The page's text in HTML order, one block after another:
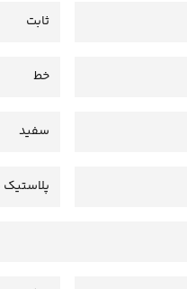
ثابت
خط
سفید